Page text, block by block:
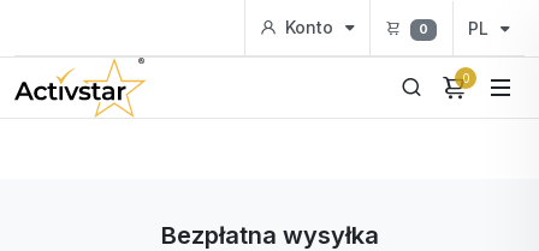
Konto 0 PL
0
Bezpłatna wysyłka